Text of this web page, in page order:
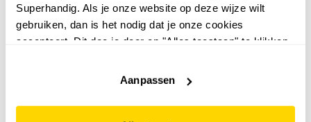
Superhandig. Als je onze website op deze wijze wilt
gebruiken, dan is het nodig dat je onze cookies
accepteert. Dit doe je door op "Alles toestaan" te klikken.
website niet optimaal functioneert.
Aanpassen